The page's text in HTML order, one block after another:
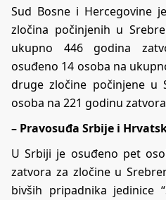
Sud Bosne i Hercegovine
zločina počinjenih u
ukupno 446 godina
osuđeno 14 osoba na
druge zločine počinjene u
osoba na 221 godinu
– Pravosuđa Srbije i
U Srbiji je osuđeno pet
zatvora za zločine u
bivših pripadnika jedinice